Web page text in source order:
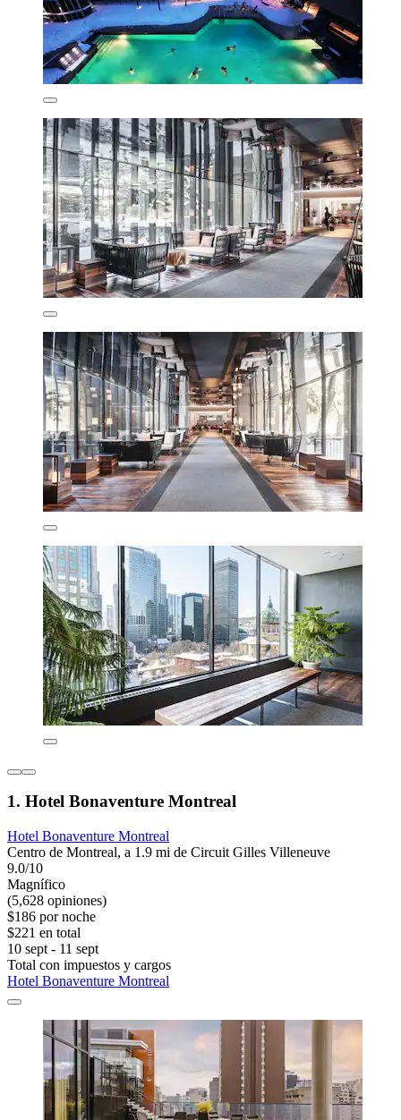
1. Hotel Bonaventure Montreal
Hotel Bonaventure Montreal
Centro de Montreal, a 1.9 mi de Circuit Gilles Villeneuve
9.0/10
Magnífico
(5,628 opiniones)
$186 por noche
$221 en total
10 sept - 11 sept
Total con impuestos y cargos
Hotel Bonaventure Montreal